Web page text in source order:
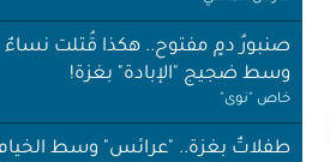
وسط ضجيج "الإبادة" بغزة!
خاص "نوى"
طفلاتٌ بغزة.. "عرائس" وسط الخيام!
رشا أبو جلال